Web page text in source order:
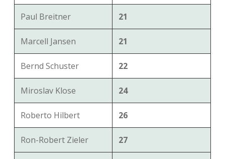
Paul Breitner 21
Marcell Jansen 21
Bernd Schuster 22
Miroslav Klose 24
Roberto Hilbert 26
Ron-Robert Zieler 27